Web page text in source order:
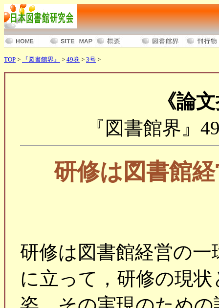
TOP > 『図書館界』 > 49巻 > 3号 >
《論
『図書館界』
研修は図書館
研修は図書館経営の
に立って，研修の現